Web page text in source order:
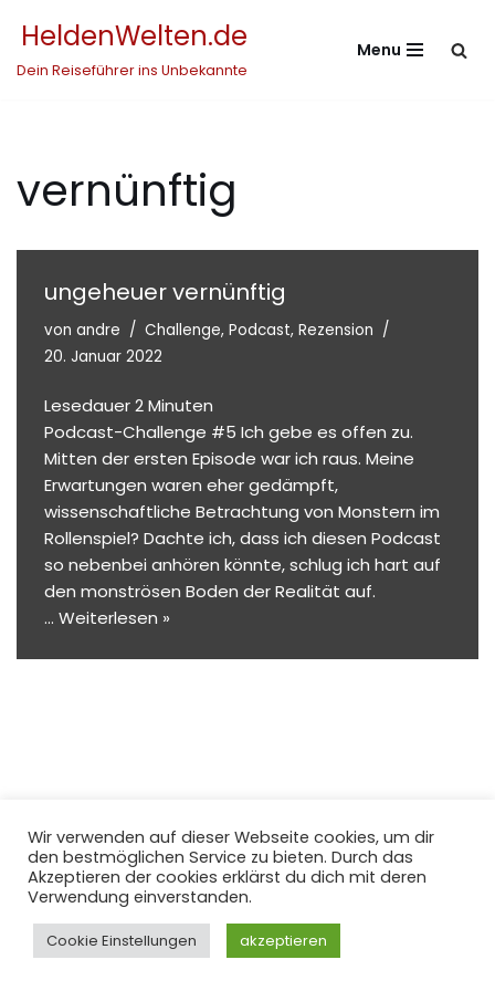
HeldenWelten.de
Dein Reiseführer ins Unbekannte
Menu
vernünftig
ungeheuer vernünftig
von andre Challenge, Podcast, Rezension
20. Januar 2022
Lesedauer2Minuten
Podcast-Challenge #5 Ich gebe es offen zu.
Mitten der ersten Episode war ich raus. Meine
Erwartungen waren eher gedämpft,
wissenschaftliche Betrachtung von Monstern im
Rollenspiel? Dachte ich, dass ich diesen Podcast
so nebenbei anhören könnte, schlug ich hart auf
den monströsen Boden der Realität auf.
… Weiterlesen »
Impressum
Datenschutzerklärung
Wir verwenden auf dieser Webseite cookies, um dir
den bestmöglichen Service zu bieten. Durch das
Akzeptieren der cookies erklärst du dich mit deren
Verwendung einverstanden.
Cookie Einstellungen akzeptieren